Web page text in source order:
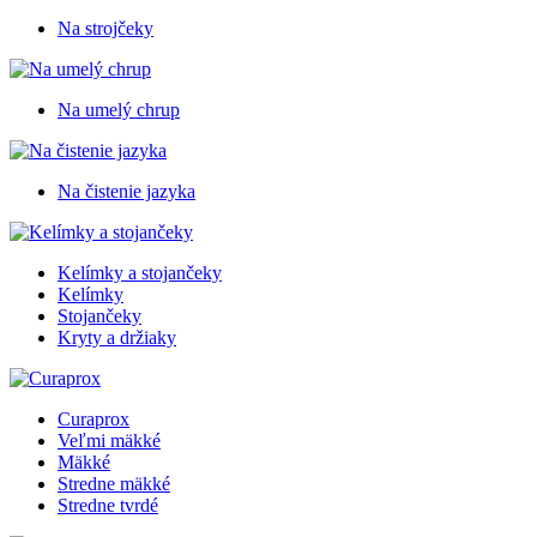
Na strojčeky
Na umelý chrup
Na čistenie jazyka
Kelímky a stojančeky
Kelímky
Stojančeky
Kryty a držiaky
Curaprox
Veľmi mäkké
Mäkké
Stredne mäkké
Stredne tvrdé